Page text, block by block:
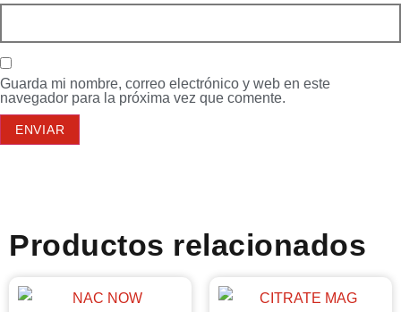
Guarda mi nombre, correo electrónico y web en este
navegador para la próxima vez que comente.
Productos relacionados